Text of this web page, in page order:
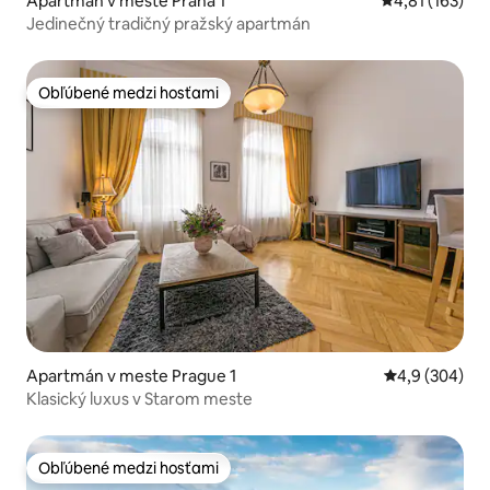
Jedinečný tradičný pražský apartmán
Obľúbené medzi hosťami
Obľúbené medzi hosťami
Apartmán v meste Prague 1 Priemerné
4,9 (304)
Klasický luxus v Starom meste
Obľúbené medzi hosťami
Obľúbené medzi hosťami